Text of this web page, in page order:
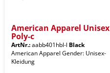
American Apparel Unisex
Poly-c
ArtNr.:aabb401hbl-l Black
American Apparel Gender: Unisex-
Kleidung